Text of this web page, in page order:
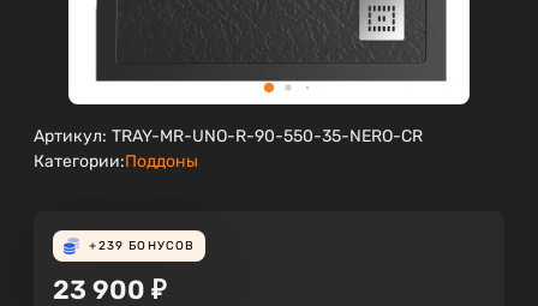
Артикул: TRAY-MR-UNO-R-90-550-35-NERO-CR
Категории:Поддоны
+239 БОНУСОВ
23 900 ₽